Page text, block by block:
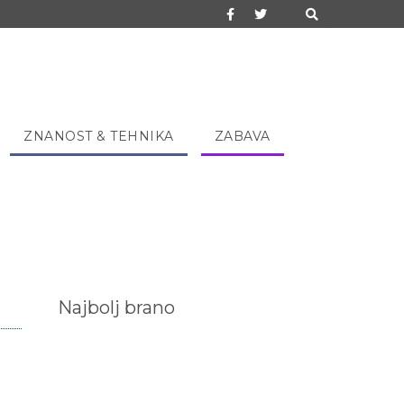
ZNANOST & TEHNIKA ZABAVA
Najbolj brano